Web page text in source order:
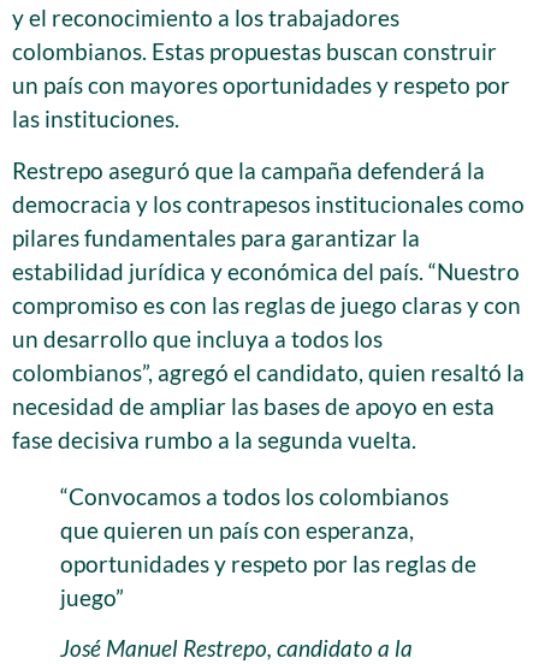
y el reconocimiento a los trabajadores
colombianos. Estas propuestas buscan construir
un país con mayores oportunidades y respeto por
las instituciones.
Restrepo aseguró que la campaña defenderá la
democracia y los contrapesos institucionales como
pilares fundamentales para garantizar la
estabilidad jurídica y económica del país. “Nuestro
compromiso es con las reglas de juego claras y con
un desarrollo que incluya a todos los
colombianos”, agregó el candidato, quien resaltó la
necesidad de ampliar las bases de apoyo en esta
fase decisiva rumbo a la segunda vuelta.
“Convocamos a todos los colombianos
que quieren un país con esperanza,
oportunidades y respeto por las reglas de
juego”
José Manuel Restrepo, candidato a la